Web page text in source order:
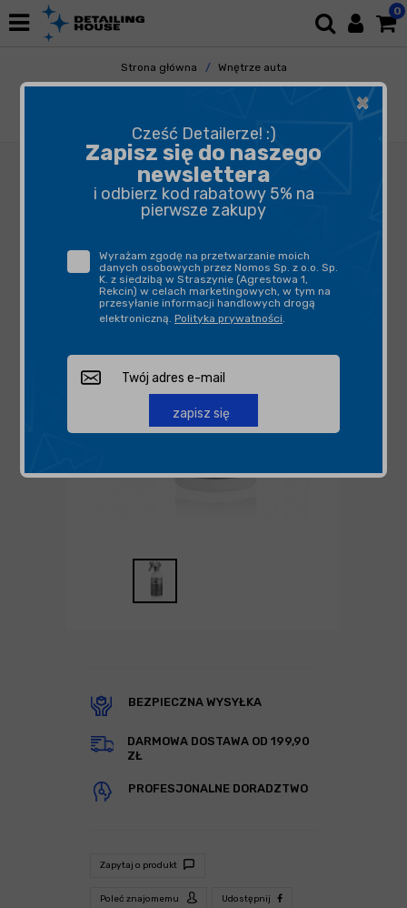
0
Strona główna
Wnętrze auta
Tapicerka i Dywaniki
Dywaniki Gumowe
BEZPIECZNA WYSYŁKA
DARMOWA DOSTAWA OD 199,90
ZŁ
PROFESJONALNE DORADZTWO
Zapytaj o produkt
Poleć znajomemu Udostępnij
×
Cześć Detailerze! :)
Zapisz się do naszego
newslettera
i odbierz kod rabatowy 5% na
pierwsze zakupy
Wyrażam zgodę na przetwarzanie moich
danych osobowych przez Nomos Sp. z o.o. Sp.
K. z siedzibą w Straszynie (Agrestowa 1,
Rekcin) w celach marketingowych, w tym na
przesyłanie informacji handlowych drogą
elektroniczną. Polityka prywatności.
zapisz się